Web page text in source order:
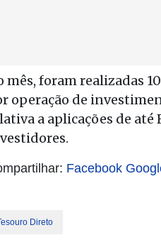
mês, foram realizadas
operação de
a aplicações de
Facebook
Direto